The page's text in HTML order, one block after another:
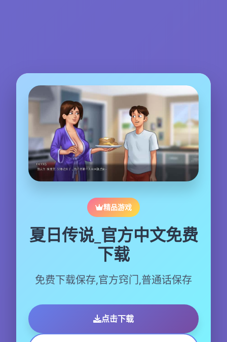
精品游戏
夏日传说_官方中文免费
下载
免费下载保存,官方窍门,普通话保存
点击下载